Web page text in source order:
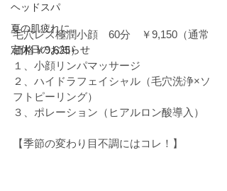
ヘッドスパ
夏の肌疲れに
定休日のお知らせ
毛穴レス極潤小顔　60分　￥9,150（通常
価格￥9,625）
１、小顔リンパマッサージ
２、ハイドラフェイシャル（毛穴洗浄×ソ
フトピーリング）
３、ポレーション（ヒアルロン酸導入）
【季節の変わり目不調にはコレ！】